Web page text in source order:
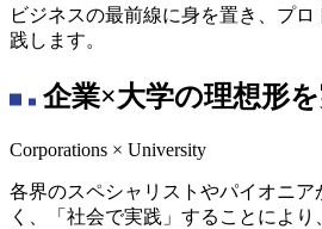
ビジネスの最前線に身を置き、プ
践します。
企業×大学の理想形
Corporations × University
各界のスペシャリストやパイオニ
く、「社会で実践」することにより